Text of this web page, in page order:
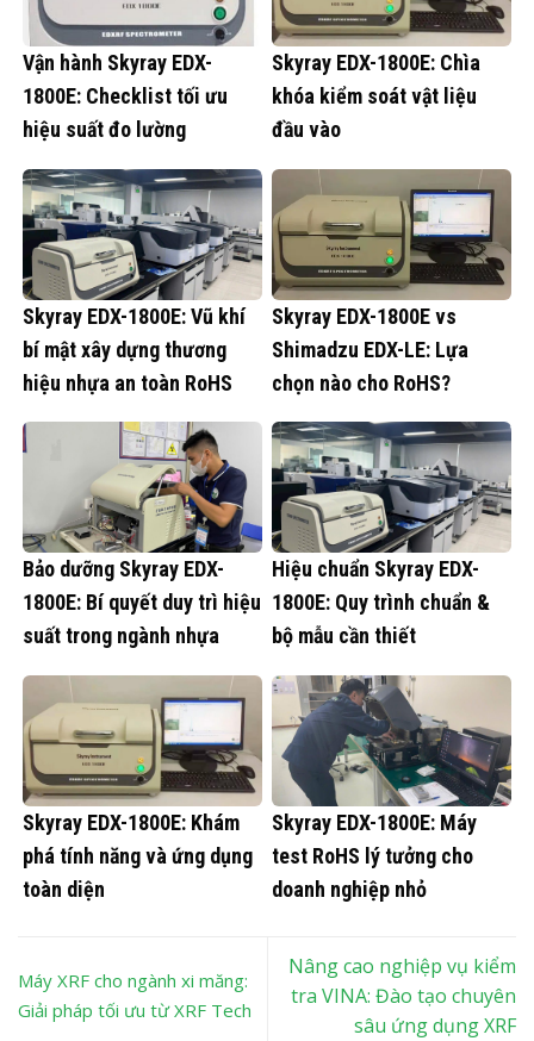
Vận hành Skyray EDX-
1800E: Checklist tối ưu
hiệu suất đo lường
Skyray EDX-1800E: Chìa
khóa kiểm soát vật liệu
đầu vào
Skyray EDX-1800E: Vũ khí
bí mật xây dựng thương
hiệu nhựa an toàn RoHS
Skyray EDX-1800E vs
Shimadzu EDX-LE: Lựa
chọn nào cho RoHS?
Bảo dưỡng Skyray EDX-
1800E: Bí quyết duy trì hiệu
suất trong ngành nhựa
Hiệu chuẩn Skyray EDX-
1800E: Quy trình chuẩn &
bộ mẫu cần thiết
Skyray EDX-1800E: Khám
phá tính năng và ứng dụng
toàn diện
Skyray EDX-1800E: Máy
test RoHS lý tưởng cho
doanh nghiệp nhỏ
Máy XRF cho ngành xi măng:
Giải pháp tối ưu từ XRF Tech
Nâng cao nghiệp vụ kiểm
tra VINA: Đào tạo chuyên
sâu ứng dụng XRF